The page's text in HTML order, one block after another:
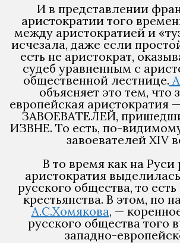
И в представлении
аристократии того
между аристократией и
исчезала, даже если
есть не аристократ,
судеб уравненным с
общественной лестнице.
объясняет это тем, что
европейская аристократия
ЗАВОЕВАТЕЛЕЙ,
ИЗВНЕ. То есть, по-
завоевателей XIV
В то время как на Руси
аристократия
русского общества, то
крестьянства. В этом, по
А.С.Хомякова, —
русского общества того
западно-